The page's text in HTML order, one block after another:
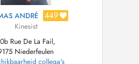
ANDRÉ 449
Kinesist
Rue De La Fail,
Niederfeulen
collega's